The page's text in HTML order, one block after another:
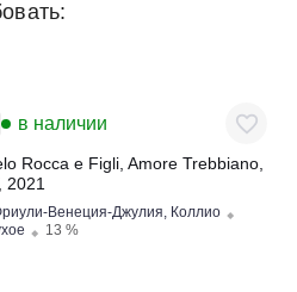
в наличии
Rocca e Figli, Amore Trebbiano,
2021
Венеция-Джулия, Коллио
13 %